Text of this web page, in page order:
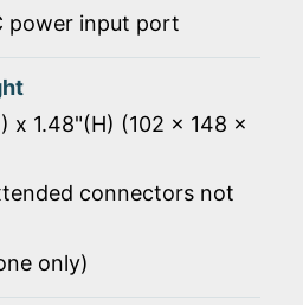
power input port
x 1.48"(H) (102 x 148 x
connectors not
only)